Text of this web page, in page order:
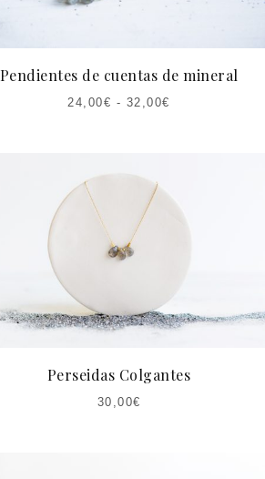
Pendientes de cuentas de mineral
24,00€ - 32,00€
Perseidas Colgantes
30,00€